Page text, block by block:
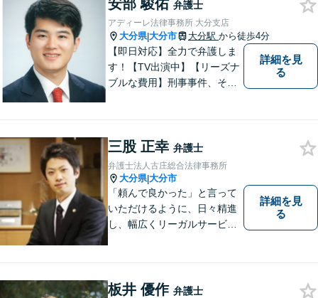
いたします。【駐車場あり】
安部 駿佑 弁護士
アディーレ法律事務所 大分支店
大分県|大分市 大分駅 から徒歩4分
【即日対応】全力で弁護しま
す！【TV出演中】【リーズナ
ブルな費用】刑事事件、その
分駅４分】
詳細を見
る
三股 正幸 弁護士
弁護士法人古庄総合法律事務所
大分県|大分市
「頼んで良かった」と言って
いただけるように、日々精進
し、幅広くリーガルサービス
詳細を見
る
板井 優作 弁護士